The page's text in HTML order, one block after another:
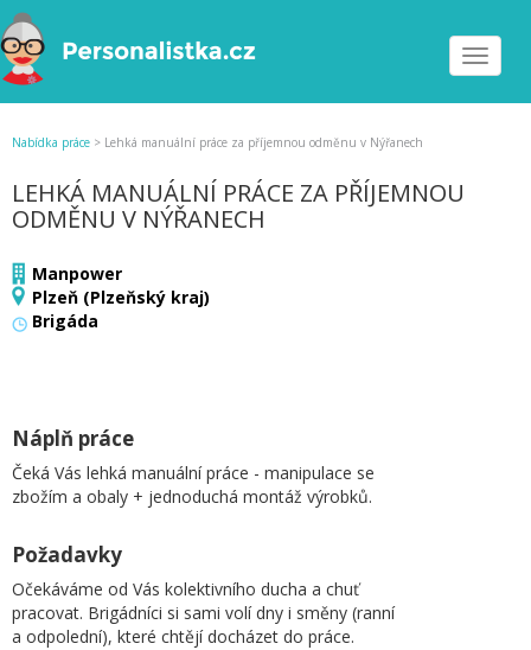
Toggle
Nabídka práce > Lehká manuální práce za příjemnou odměnu v Nýřanech
LEHKÁ MANUÁLNÍ PRÁCE ZA PŘÍJEMNOU
ODMĚNU V NÝŘANECH
Manpower
Plzeň (Plzeňský kraj)
Brigáda
Náplň práce
Čeká Vás lehká manuální práce - manipulace se
zbožím a obaly + jednoduchá montáž výrobků.
Požadavky
Očekáváme od Vás kolektivního ducha a chuť
pracovat. Brigádníci si sami volí dny i směny (ranní
a odpolední), které chtějí docházet do práce.